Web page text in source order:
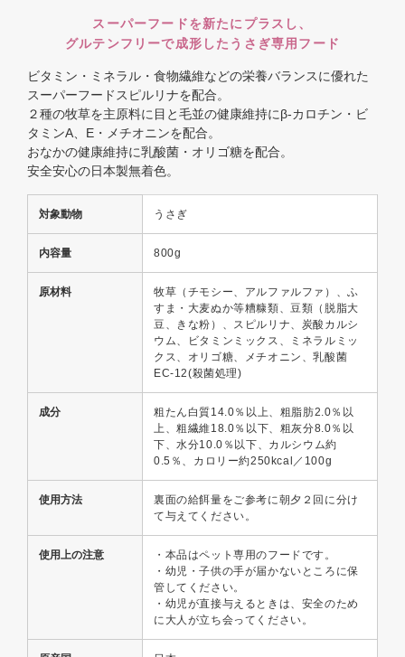
スーパーフードを新たにプラスし、
グルテンフリーで成形したうさぎ専用フード
ビタミン・ミネラル・食物繊維などの栄養バランスに優れた
スーパーフードスピルリナを配合。
２種の牧草を主原料に目と毛並の健康維持にβ-カロチン・ビ
タミンA、E・メチオニンを配合。
おなかの健康維持に乳酸菌・オリゴ糖を配合。
安全安心の日本製無着色。
対象動物 うさぎ
内容量 800g
原材料
牧草（チモシー、アルファルファ）、ふ
すま・大麦ぬか等糟糠類、豆類（脱脂大
豆、きな粉）、スピルリナ、炭酸カルシ
ウム、ビタミンミックス、ミネラルミッ
クス、オリゴ糖、メチオニン、乳酸菌
EC-12(殺菌処理)
成分
粗たん白質14.0％以上、粗脂肪2.0％以
上、粗繊維18.0％以下、粗灰分8.0％以
下、水分10.0％以下、カルシウム約
0.5％、カロリー約250kcal／100g
使用方法
裏面の給餌量をご参考に朝夕２回に分け
て与えてください。
使用上の注意
・本品はペット専用のフードです。
・幼児・子供の手が届かないところに保
管してください。
・幼児が直接与えるときは、安全のため
に大人が立ち会ってください。